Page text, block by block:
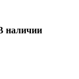
наличии